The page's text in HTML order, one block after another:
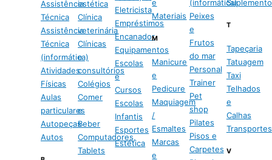
Assistência
Técnica
Assistência
Técnica
(informática)
Atividades
Físicas
Aulas
particulares
Autopeças
Autos
estética
Clínica
veterinária
Clínicas
e
consultórios
Colégios
Comer
e
Beber
Computadores,
Tablets
Eletricista
Empréstimos
Encanador
Equipamentos
Escolas
e
Cursos
Escolas
Infantis
Esportes
Estética
e
Materiais
M
Manicure
e
Pedicure
Maquiagem
/
Esmaltes
Marcas
e
(informática)
Peixes
e
Frutos
do mar
Personal
Trainer
Pet
shop
Pilates
Pisos e
Carpetes
T
Tapeçaria
Tatuagem
Taxi
Telhados
e
Calhas
Transportes
V